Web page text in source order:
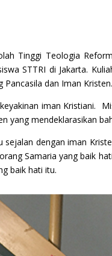
Tinggi Teologia
STTRI di Jakarta.
Pancasila dan Iman Kristen.
iman Kristiani.
yang mendeklarasikan
sejalan dengan iman
Samaria yang baik
baik hati itu.